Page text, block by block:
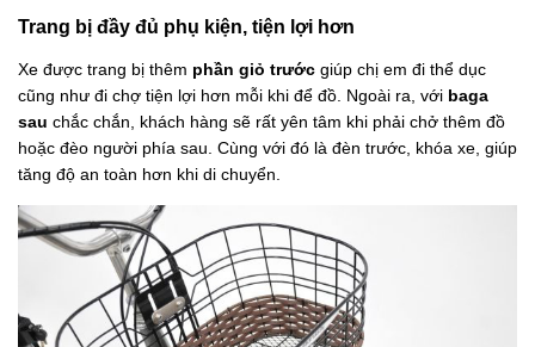
Trang bị đầy đủ phụ kiện, tiện lợi hơn
Xe được trang bị thêm phần giỏ trước giúp chị em đi thể dục
cũng như đi chợ tiện lợi hơn mỗi khi để đồ. Ngoài ra, với baga
sau chắc chắn, khách hàng sẽ rất yên tâm khi phải chở thêm đồ
hoặc đèo người phía sau. Cùng với đó là đèn trước, khóa xe, giúp
tăng độ an toàn hơn khi di chuyển.